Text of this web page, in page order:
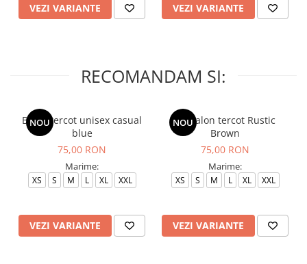
VEZI VARIANTE VEZI VARIANTE
RECOMANDAM SI:
NOU
Bluza tercot unisex casual
blue
75,00 RON
Marime:
XS S M L XL XXL
VEZI VARIANTE
NOU
Pantalon tercot Rustic
Brown
75,00 RON
Marime:
XS S M L XL XXL
VEZI VARIANTE